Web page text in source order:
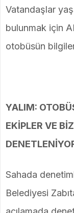
Vatandaşlar
bulunmak için
otobüsün
YALIM:
EKİPLER VE
Sahada
Belediyesi